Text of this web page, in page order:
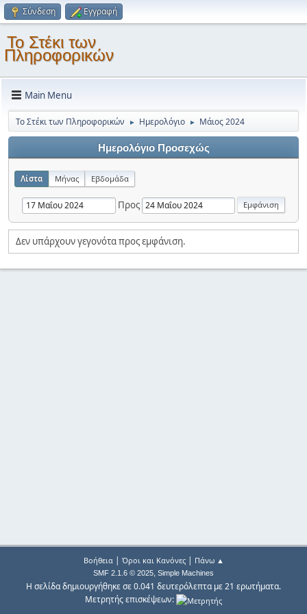
Σύνδεση Εγγραφή
Το Στέκι των
Πληροφορικών
Main Menu
Το Στέκι των Πληροφορικών ► Ημερολόγιο ► Μάιος 2024
Ημερολόγιο Προσεχώς
Λίστα Μήνας Εβδομάδα
Προς
Δεν υπάρχουν γεγονότα προς εμφάνιση.
Βοήθεια| Όροι και Κανόνες| Πάνω ▲
SMF 2.1.6 © 2025, Simple Machines
Η σελίδα δημιουργήθηκε σε 0.041 δευτερόλεπτα με 21 ερωτήματα.
Μετρητής επισκέψεων: